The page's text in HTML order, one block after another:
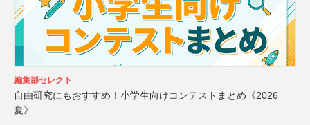
編集部セレクト
自由研究にもおすすめ！小学生向けコンテストまとめ《2026
夏》